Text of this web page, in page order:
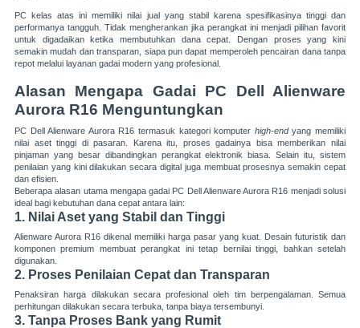
PC kelas atas ini memiliki nilai jual yang stabil karena spesifikasinya tinggi dan
performanya tangguh. Tidak mengherankan jika perangkat ini menjadi pilihan favorit
untuk digadaikan ketika membutuhkan dana cepat. Dengan proses yang kini
semakin mudah dan transparan, siapa pun dapat memperoleh pencairan dana tanpa
repot melalui layanan gadai modern yang profesional.
Alasan Mengapa Gadai PC Dell Alienware
Aurora R16 Menguntungkan
PC Dell Alienware Aurora R16 termasuk kategori komputer high-endyang memiliki
nilai aset tinggi di pasaran. Karena itu, proses gadainya bisa memberikan nilai
pinjaman yang besar dibandingkan perangkat elektronik biasa. Selain itu, sistem
penilaian yang kini dilakukan secara digital juga membuat prosesnya semakin cepat
dan efisien.
Beberapa alasan utama mengapa gadai PC Dell Alienware Aurora R16 menjadi solusi
ideal bagi kebutuhan dana cepat antara lain:
1. Nilai Aset yang Stabil dan Tinggi
Alienware Aurora R16 dikenal memiliki harga pasar yang kuat. Desain futuristik dan
komponen premium membuat perangkat ini tetap bernilai tinggi, bahkan setelah
digunakan.
2. Proses Penilaian Cepat dan Transparan
Penaksiran harga dilakukan secara profesional oleh tim berpengalaman. Semua
perhitungan dilakukan secara terbuka, tanpa biaya tersembunyi.
3. Tanpa Proses Bank yang Rumit